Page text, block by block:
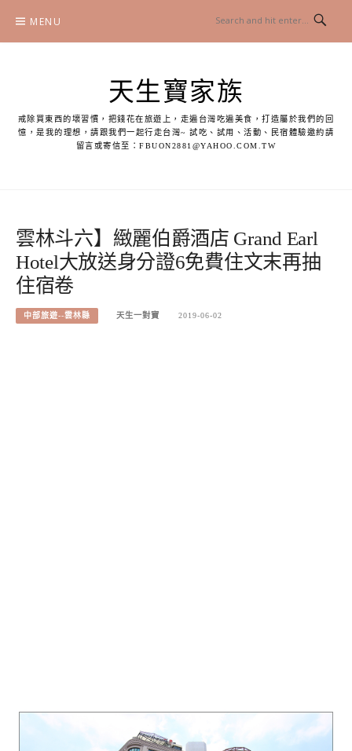
content
MENU
天生寶家族
戒除買東西的壞習慣，把錢花在旅遊上，走遍台灣吃遍美食，打造屬於我們的回
憶，是我的理想，請跟我們一起行走台灣~ 試吃、試用、活動、民宿體驗邀約請
留言或寄信至：FBUON2881@YAHOO.COM.TW
雲林斗六】緻麗伯爵酒店 Grand Earl
Hotel大放送身分證6免費住文末再抽
住宿卷
中部旅遊--雲林縣 天生一對寶 2019-06-02